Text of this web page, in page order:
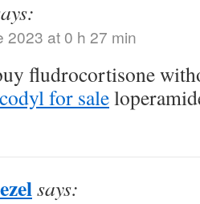
2023 at 0 h 27 min
fludrocortisone
for sale
says: